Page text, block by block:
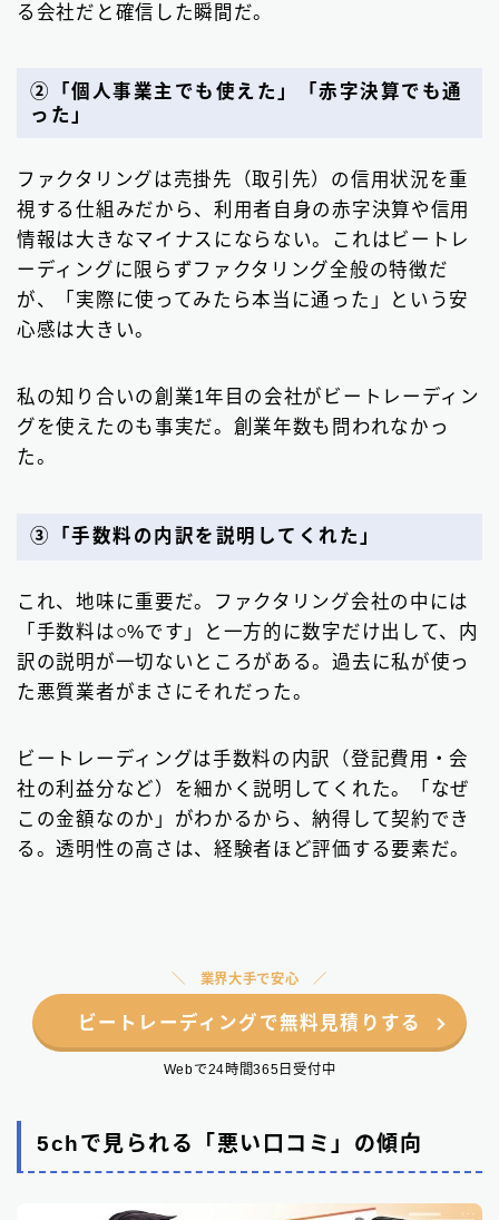
る会社だと確信した瞬間だ。
②「個人事業主でも使えた」「赤字決算でも通
った」
ファクタリングは売掛先（取引先）の信用状況を重
視する仕組みだから、利用者自身の赤字決算や信用
情報は大きなマイナスにならない。これはビートレ
ーディングに限らずファクタリング全般の特徴だ
が、「実際に使ってみたら本当に通った」という安
心感は大きい。
私の知り合いの創業1年目の会社がビートレーディン
グを使えたのも事実だ。創業年数も問われなかっ
た。
③「手数料の内訳を説明してくれた」
これ、地味に重要だ。ファクタリング会社の中には
「手数料は○%です」と一方的に数字だけ出して、内
訳の説明が一切ないところがある。過去に私が使っ
た悪質業者がまさにそれだった。
ビートレーディングは手数料の内訳（登記費用・会
社の利益分など）を細かく説明してくれた。「なぜ
この金額なのか」がわかるから、納得して契約でき
る。透明性の高さは、経験者ほど評価する要素だ。
業界大手で安心
ビートレーディングで無料見積りする
Webで24時間365日受付中
5chで見られる「悪い口コミ」の傾向